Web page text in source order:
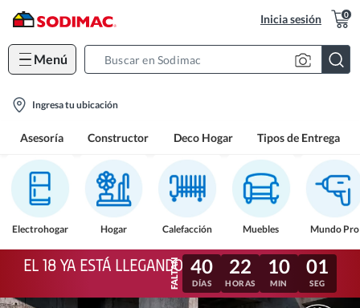
Inicia sesión 0
Menú
location-
Ingresa tu ubicación
Asesoría Constructor Deco Hogar Tipos de Entrega
Electrohogar Hogar Calefacción Muebles Mundo Pro
EL 18 YA ESTÁ LLEGANDO 40
DÍAS
22
HORAS
09
MIN
58
SEG